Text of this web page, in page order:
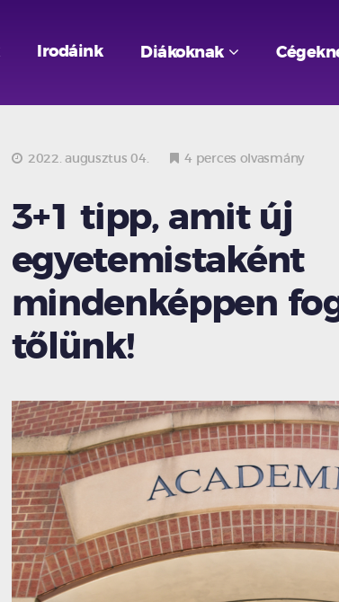
Irodáink Diákoknak
2022. augusztus 04. 4 perces olvasmány
3+1 tipp, amit új
egyetemistaként
mindenképpen
tőlünk!